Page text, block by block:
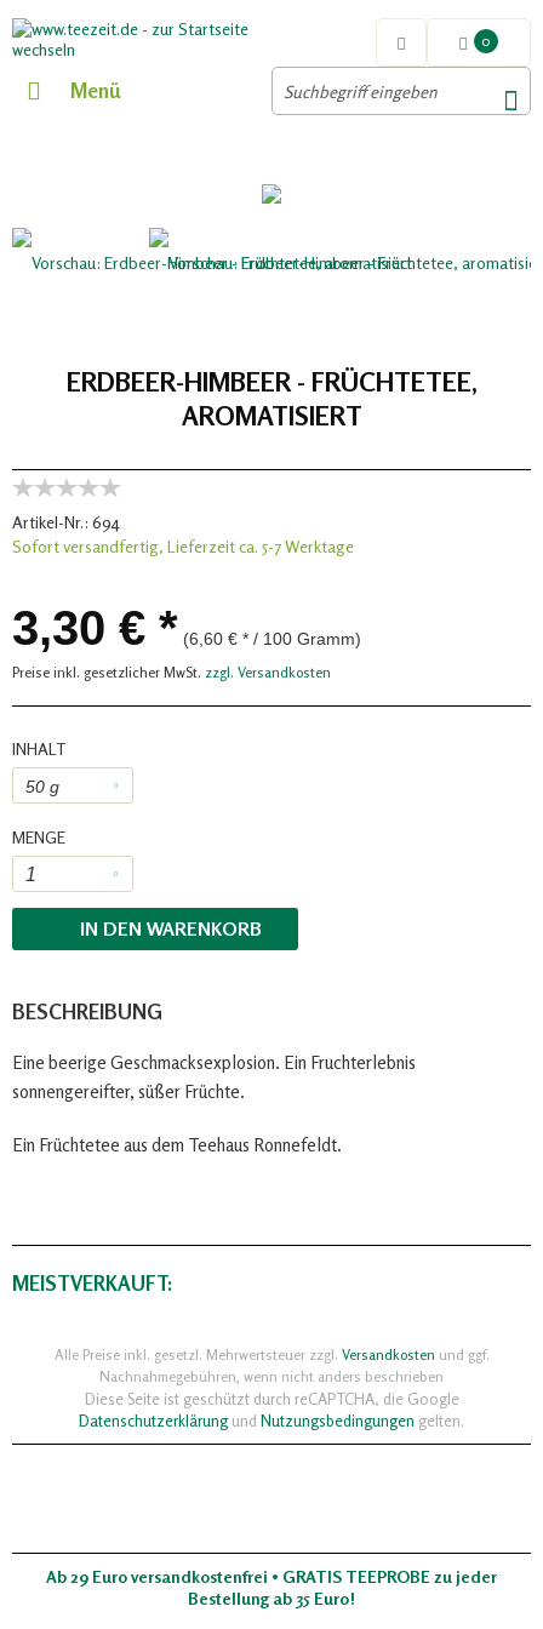
0
Menü
ERDBEER-HIMBEER - FRÜCHTETEE,
AROMATISIERT
Artikel-Nr.: 694
Sofort versandfertig, Lieferzeit ca. 5-7 Werktage
3,30 € * (6,60 € * / 100 Gramm)
Preise inkl. gesetzlicher MwSt. zzgl. Versandkosten
INHALT
MENGE
IN DEN WARENKORB
BESCHREIBUNG
Eine beerige Geschmacksexplosion. Ein Fruchterlebnis
sonnengereifter, süßer Früchte.
Ein Früchtetee aus dem Teehaus Ronnefeldt.
MEISTVERKAUFT:
Alle Preise inkl. gesetzl. Mehrwertsteuer zzgl. Versandkosten und ggf.
Nachnahmegebühren, wenn nicht anders beschrieben
Diese Seite ist geschützt durch reCAPTCHA, die Google
Datenschutzerklärungund Nutzungsbedingungen gelten.
Ab 29 Euro versandkostenfrei • GRATIS TEEPROBE zu jeder
Bestellung ab 35 Euro!